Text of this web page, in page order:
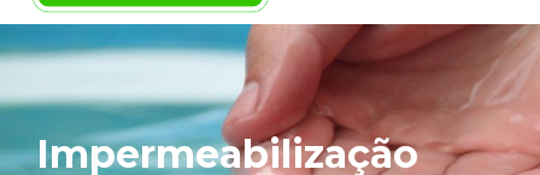
Impermeabilização